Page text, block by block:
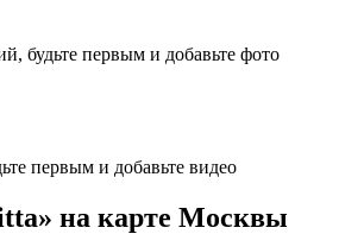
будьте первым и добавьте фото
первым и добавьте видео
на карте Москвы